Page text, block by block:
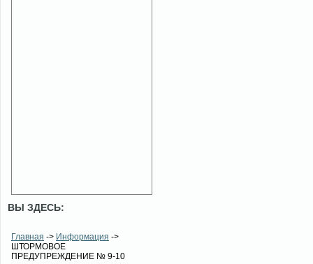
ВЫ ЗДЕСЬ:
Главная -> Информация ->
ШТОРМОВОЕ
ПРЕДУПРЕЖДЕНИЕ № 9-10